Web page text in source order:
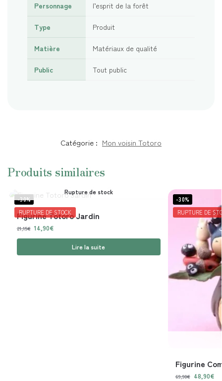
Personnage l’esprit de la forêt
Type Produit
Matière Matériaux de qualité
Public Tout public
Catégorie : Mon voisin Totoro
Produits similaires
-30%
RUPTURE DE STOCK
Rupture de stock
Figurine Totoro Jardin
21,15€ 14,90€
Lire la suite
-30%
RUPTURE DE
Figurine
69,90€ 48,90€